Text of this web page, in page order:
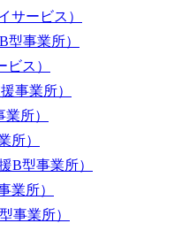
サービス）
型事業所）
ビス）
事業所）
所）
所）
B型事業所）
業所）
事業所）